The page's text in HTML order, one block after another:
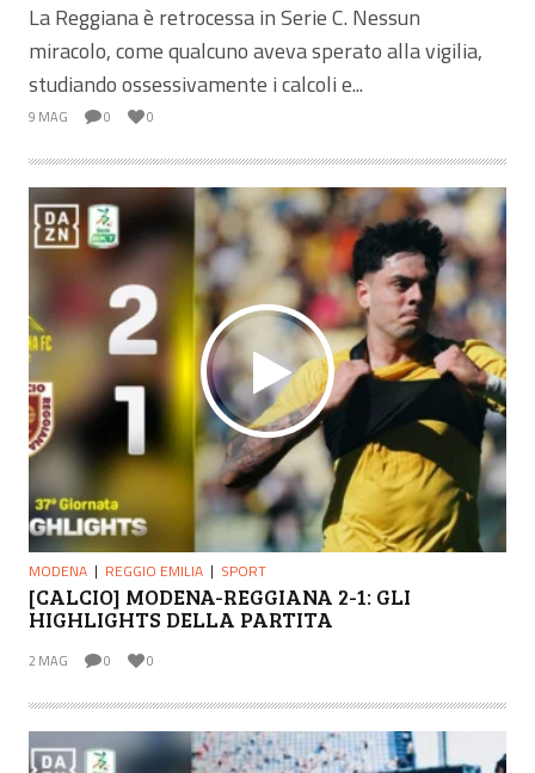
La Reggiana è retrocessa in Serie C. Nessun
miracolo, come qualcuno aveva sperato alla vigilia,
studiando ossessivamente i calcoli e...
9 MAG 0 0
MODENA REGGIO EMILIA SPORT
[CALCIO] MODENA-REGGIANA 2-1: GLI
HIGHLIGHTS DELLA PARTITA
2 MAG 0 0